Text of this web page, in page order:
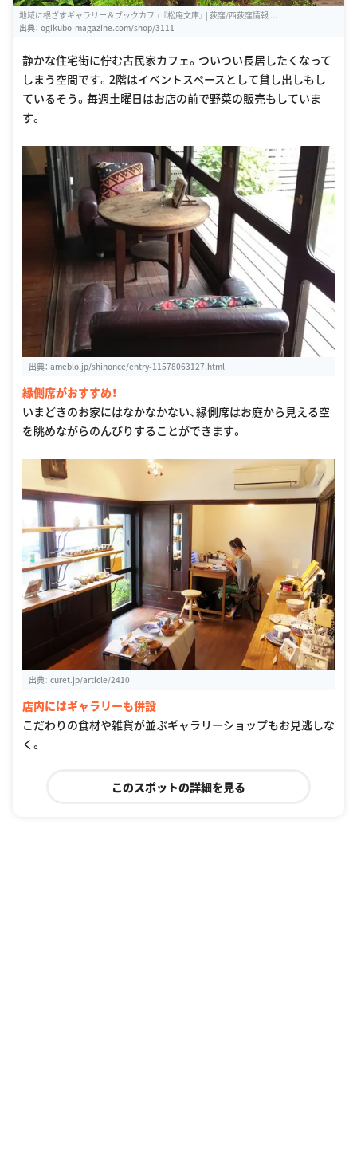
地域に根ざすギャラリー＆ブックカフェ『松庵文庫』 | 荻窪/西荻窪情報 ...
出典： ogikubo-magazine.com/shop/3111
静かな住宅街に佇む古民家カフェ。ついつい長居したくなって
しまう空間です。2階はイベントスペースとして貸し出しもし
ているそう。毎週土曜日はお店の前で野菜の販売もしていま
す。
出典： ameblo.jp/shinonce/entry-11578063127.html
縁側席がおすすめ！
いまどきのお家にはなかなかない、縁側席はお庭から見える空
を眺めながらのんびりすることができます。
出典： curet.jp/article/2410
店内にはギャラリーも併設
こだわりの食材や雑貨が並ぶギャラリーショップもお見逃しな
く。
このスポットの詳細を見る